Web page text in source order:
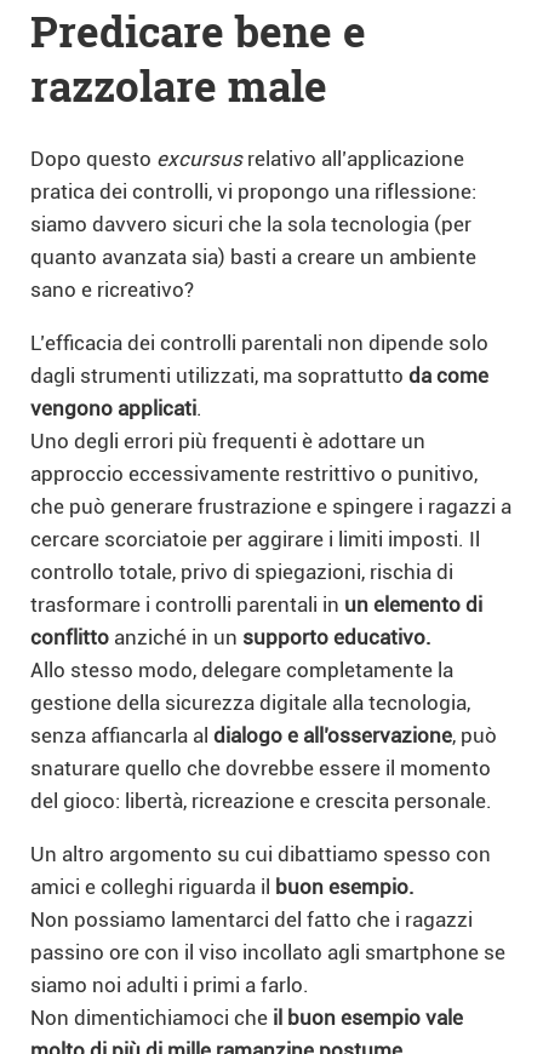
Predicare bene e
razzolare male
Dopo questo excursusrelativo all’applicazione
pratica dei controlli, vi propongo una riflessione:
siamo davvero sicuri che la sola tecnologia (per
quanto avanzata sia) basti a creare un ambiente
sano e ricreativo?
L’efficacia dei controlli parentali non dipende solo
dagli strumenti utilizzati, ma soprattutto da come
vengono applicati.
Uno degli errori più frequenti è adottare un
approccio eccessivamente restrittivo o punitivo,
che può generare frustrazione e spingere i ragazzi a
cercare scorciatoie per aggirare i limiti imposti. Il
controllo totale, privo di spiegazioni, rischia di
trasformare i controlli parentali in un elemento di
conflitto anziché in un supporto educativo.
Allo stesso modo, delegare completamente la
gestione della sicurezza digitale alla tecnologia,
senza affiancarla al dialogo e all’osservazione, può
snaturare quello che dovrebbe essere il momento
del gioco: libertà, ricreazione e crescita personale.
Un altro argomento su cui dibattiamo spesso con
amici e colleghi riguarda il buon esempio.
Non possiamo lamentarci del fatto che i ragazzi
passino ore con il viso incollato agli smartphone se
siamo noi adulti i primi a farlo.
Non dimentichiamoci che il buon esempio vale